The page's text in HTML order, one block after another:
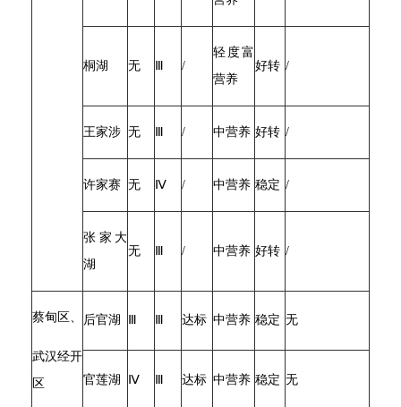
桐湖 无 /
轻度富
营养
好转 /
王家涉 无 / 中营养 好转 /
许家赛 无 Ⅳ / 中营养 稳定 /
张家大
湖
无 / 中营养 好转 /
蔡甸区、
武汉经开
区
后官湖 达标 中营养 稳定 无
官莲湖 Ⅳ 达标 中营养 稳定 无